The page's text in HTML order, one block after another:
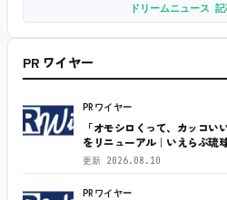
ドリームニュース
PR ワイヤー
PRワイヤー
「オモシロくって、カッコい
をリニューアル｜いえらぶ琉
更新 2026.08.10
PRワイヤー